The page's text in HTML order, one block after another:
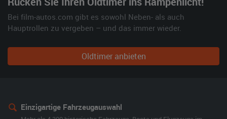
Bei film-autos.com gibt es sowohl Neben- als auch
Hauptrollen zu vergeben – und das immer wieder.
Oldtimer anbieten
Einzigartige Fahrzeugauswahl